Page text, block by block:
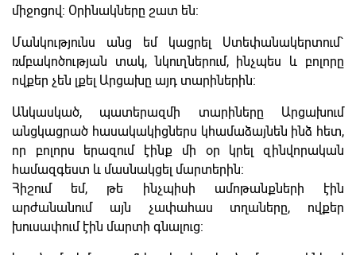
միջոցով: Օրինակները շատ են:
Մանկությունս անց եմ կացրել Ստեփանակերտում`
ռմբակոծության տակ, նկուղներում, ինչպես և բոլորը
ովքեր չեն լքել Արցախը այդ տարիներին:
Անկասկած, պատերազմի տարիները Արցախում
անցկացրած հասակակիցներս կհամաձայնեն ինձ հետ,
որ բոլորս երազում էինք մի օր կրել զինվորական
համազգեստ և մասնակցել մարտերին:
Հիշում եմ, թե ինչպիսի ամոթանքների էին
արժանանում այն չափահաս տղաները, ովքեր
խուսափում էին մարտի գնալուց: